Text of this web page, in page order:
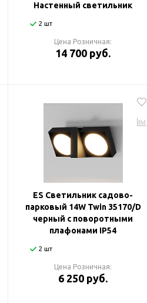
Настенный светильник
2 шт
Цена Розничная:
14 700 руб.
ES Светильник садово-
парковый 14W Twin 35170/D
черный с поворотными
плафонами IP54
2 шт
Цена Розничная:
6 250 руб.